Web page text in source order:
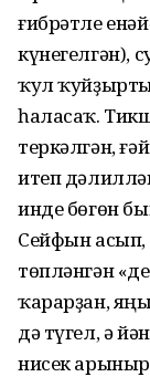
ғибрәтле
күнегелгән),
ҡул
һаласаҡ.
теркәлгән,
итеп
инде бөгөн
Сейфын асып,
төпләнгән
ҡарарҙан,
дә түгел, ә
нисек